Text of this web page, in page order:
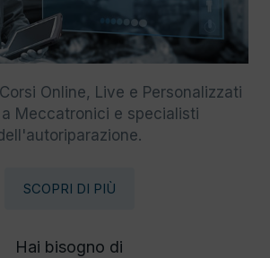
Online, Live e Personalizzati
Meccatronici e specialisti
SCOPRI DI PIÙ
Hai bisogno di